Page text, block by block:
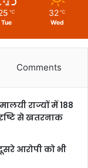
℃
Tue
32 ℃
Wed
Comments
राज्यों में 188
से खतरनाक
आरोपी को भी